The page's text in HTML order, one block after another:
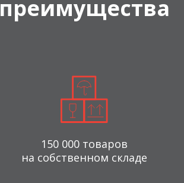
преимущества
150 000 товаров
на собственном складе